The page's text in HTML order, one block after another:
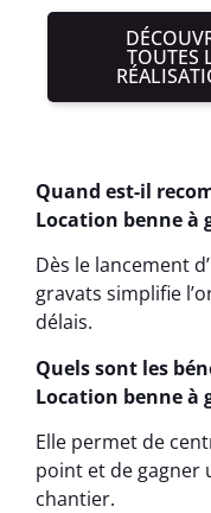
TOUTES
Quand est-il
Location benne à
Dès le lancement
gravats simplifie
délais.
Quels sont les
Location benne à
Elle permet de
point et de gagner
chantier.